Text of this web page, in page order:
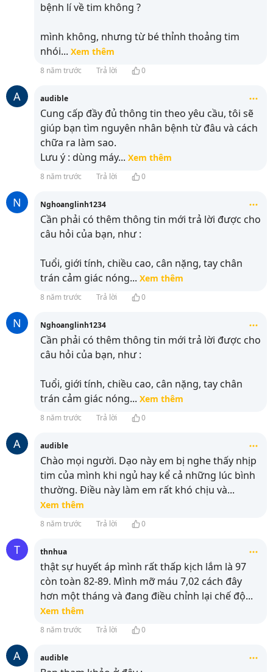
bệnh lí về tim không ?
mình không, nhưng từ bé thỉnh thoảng tim
nhói... Xem thêm
8 năm trước Trả lời 0
A audible
Cung cấp đầy đủ thông tin theo yêu cầu, tôi sẽ
giúp bạn tìm nguyên nhân bệnh từ đâu và cách
chữa ra làm sao.
Lưu ý : dùng máy... Xem thêm
8 năm trước Trả lời 0
N Nghoanglinh1234
Cần phải có thêm thông tin mới trả lời được cho
câu hỏi của bạn, như :
Tuổi, giới tính, chiều cao, cân nặng, tay chân
trán cảm giác nóng... Xem thêm
8 năm trước Trả lời 0
N Nghoanglinh1234
Cần phải có thêm thông tin mới trả lời được cho
câu hỏi của bạn, như :
Tuổi, giới tính, chiều cao, cân nặng, tay chân
trán cảm giác nóng... Xem thêm
8 năm trước Trả lời 0
A audible
Chào mọi người. Dạo này em bị nghe thấy nhịp
tim của mình khi ngủ hay kể cả những lúc bình
thường. Điều này làm em rất khó chịu và...
Xem thêm
8 năm trước Trả lời 0
T thnhua
thật sự huyết áp mình rất thấp kịch lắm là 97
còn toàn 82-89. Mình mỡ máu 7,02 cách đây
hơn một tháng và đang điều chỉnh lại chế độ...
Xem thêm
8 năm trước Trả lời 0
A audible